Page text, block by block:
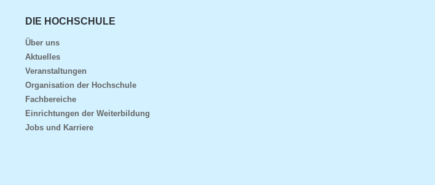
DIE HOCHSCHULE
Über uns
Aktuelles
Veranstaltungen
Organisation der Hochschule
Fachbereiche
Einrichtungen der Weiterbildung
Jobs und Karriere